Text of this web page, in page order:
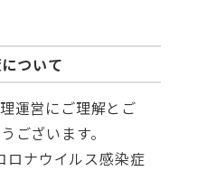
ついて
運営にご理解とご
ございます。
ロナウイルス感染症